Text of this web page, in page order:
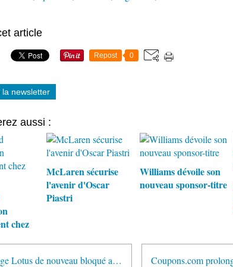
article
Repost 0
newsletter
aussi :
chez
McLaren sécurise
l'avenir d'Oscar
Piastri
Williams dévoile son
nouveau sponsor-titre
Le garage Lotus de nouveau bloqué au Brésil